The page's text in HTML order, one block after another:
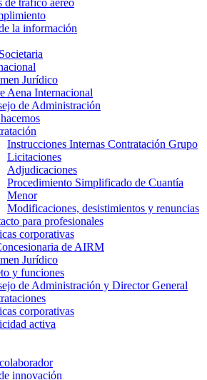
de tráfico aéreo
la información
Jurídico
Aena Internacional
de Administración
Instrucciones Internas Contratación Grupo
Licitaciones
Adjudicaciones
Procedimiento Simplificado de Cuantía
Menor
Modificaciones, desistimientos y renuncias
para profesionales
corporativas
de AIRM
Jurídico
y funciones
de Administración y Director General
corporativas
activa
innovación